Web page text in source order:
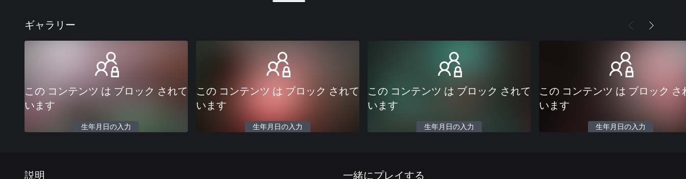
ギャラリー
この コンテンツ は ブロック されて
います
生年月日の入力
この コンテンツ は ブロック されて
います
生年月日の入力
この コンテンツ は ブロック されて
います
生年月日の入力
この コンテンツ は ブロック さ
います
生年月日の入力
説明 一緒にプレイする